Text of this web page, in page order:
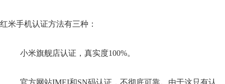
红米手机认证方法有三种：
小米旗舰店认证，真实度100%。
官方网站IMEI和SN码认证，不彻底可靠。由于这只有认